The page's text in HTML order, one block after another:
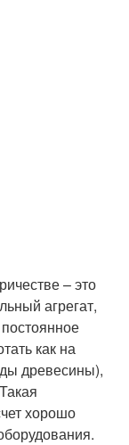
– это
агрегат,
как на
древесины),
хорошо